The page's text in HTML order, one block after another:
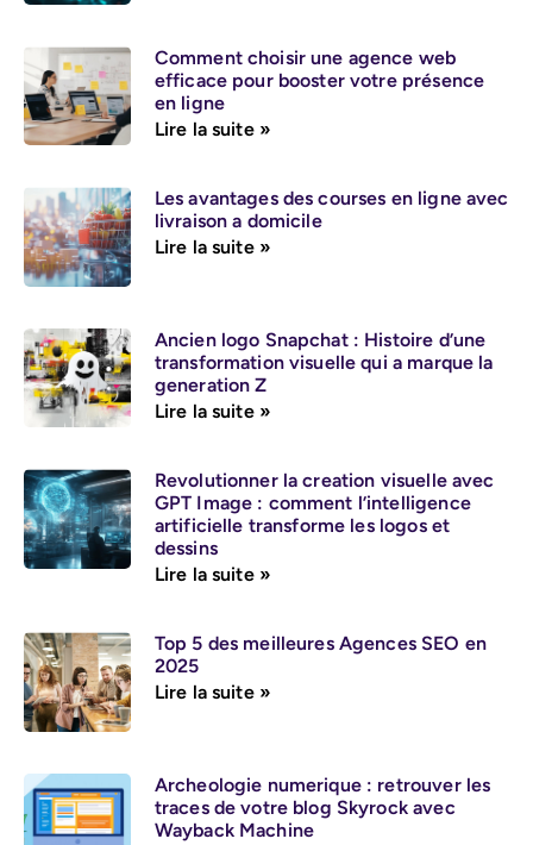
Comment choisir une agence web
efficace pour booster votre présence
en ligne
Lire la suite »
Les avantages des courses en ligne avec
livraison a domicile
Lire la suite »
Ancien logo Snapchat : Histoire d’une
transformation visuelle qui a marque la
generation Z
Lire la suite »
Revolutionner la creation visuelle avec
GPT Image : comment l’intelligence
artificielle transforme les logos et
dessins
Lire la suite »
Top 5 des meilleures Agences SEO en
2025
Lire la suite »
Archeologie numerique : retrouver les
traces de votre blog Skyrock avec
Wayback Machine